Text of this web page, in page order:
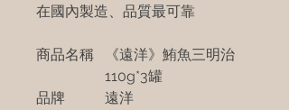
在國內製造、品質最可靠
商品名稱
《遠洋》鮪魚三明治
110g*3罐
品牌
遠洋